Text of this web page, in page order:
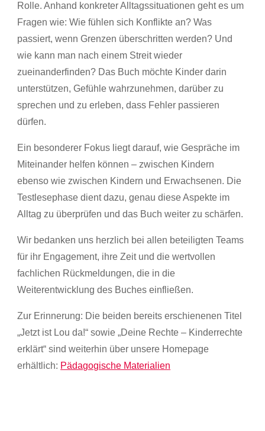
Rolle. Anhand konkreter Alltagssituationen geht es um
Fragen wie: Wie fühlen sich Konflikte an? Was
passiert, wenn Grenzen überschritten werden? Und
wie kann man nach einem Streit wieder
zueinanderfinden? Das Buch möchte Kinder darin
unterstützen, Gefühle wahrzunehmen, darüber zu
sprechen und zu erleben, dass Fehler passieren
dürfen.
Ein besonderer Fokus liegt darauf, wie Gespräche im
Miteinander helfen können – zwischen Kindern
ebenso wie zwischen Kindern und Erwachsenen. Die
Testlesephase dient dazu, genau diese Aspekte im
Alltag zu überprüfen und das Buch weiter zu schärfen.
Wir bedanken uns herzlich bei allen beteiligten Teams
für ihr Engagement, ihre Zeit und die wertvollen
fachlichen Rückmeldungen, die in die
Weiterentwicklung des Buches einfließen.
Zur Erinnerung: Die beiden bereits erschienenen Titel
„Jetzt ist Lou da!“ sowie „Deine Rechte – Kinderrechte
erklärt“ sind weiterhin über unsere Homepage
erhältlich: Pädagogische Materialien